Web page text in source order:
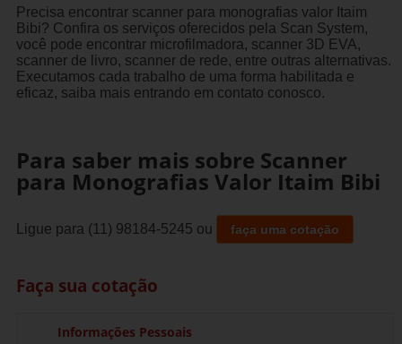
Precisa encontrar scanner para monografias valor Itaim
Bibi? Confira os serviços oferecidos pela Scan System,
você pode encontrar microfilmadora, scanner 3D EVA,
scanner de livro, scanner de rede, entre outras alternativas.
Executamos cada trabalho de uma forma habilitada e
eficaz, saiba mais entrando em contato conosco.
Para saber mais sobre Scanner
para Monografias Valor Itaim Bibi
Ligue para (11) 98184-5245 ou faça uma cotação
Faça sua cotação
Informações Pessoais